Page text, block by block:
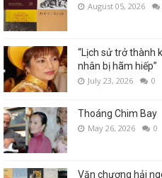
August 05, 2026
“Lịch sử trở thành
nhân bị hãm hiếp”
July 23, 2026 0
Thoáng Chim Bay
May 26, 2026 0
Văn chương hải